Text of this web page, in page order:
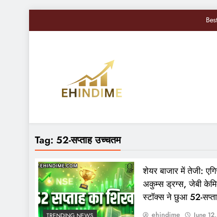
Sandisk Shares में
Nifty, Sensex
सोमवार से
Smarter Investments, Brighter Future: Your
Tag: 52-सप्ताह उच्चतम
शेयर बाजार में तेजी:
अकुम्स ड्रग्स, जेबी
स्टॉक्स ने छुआ 52-
ehindime June